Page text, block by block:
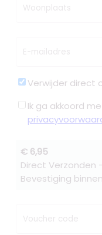
Woonplaats
E-mailadres
Verwijder direct
Ik ga akkoord
€ 6,95
Direct Verzonden
Bevestiging
Voucher code